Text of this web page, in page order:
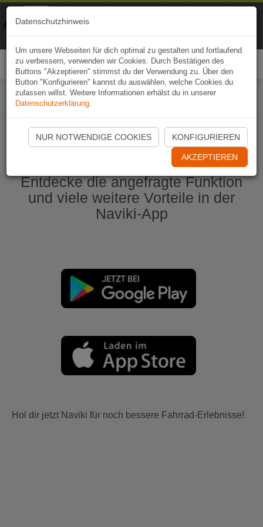
Naviki App jetzt öffnen
Entdecke die angefragte Funktion
und viele weitere Vorteile in der
Naviki-App
Hol dir jetzt Naviki für noch bessere Fahrrad-Erlebnisse!
Datenschutzhinweis
Um unsere Webseiten für dich optimal zu gestalten und fortlaufend
zu verbessern, verwenden wir Cookies. Durch Bestätigen des
Buttons "Akzeptieren" stimmst du der Verwendung zu. Über den
Button "Konfigurieren" kannst du auswählen, welche Cookies du
zulassen willst. Weitere Informationen erhälst du in unserer
Datenschutzerklärung.
NUR NOTWENDIGE COOKIES KONFIGURIEREN
AKZEPTIEREN
Naviki